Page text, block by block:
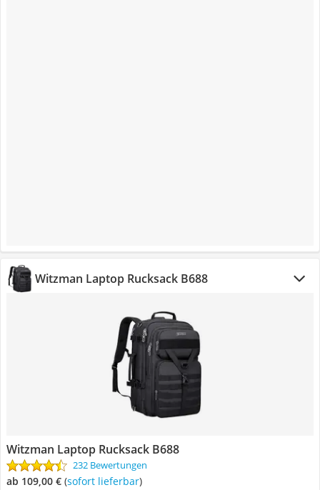
Witzman Laptop Rucksack B688
Witzman Laptop Rucksack B688
232 Bewertungen
ab 109,00 € ( Sofort lieferbar)